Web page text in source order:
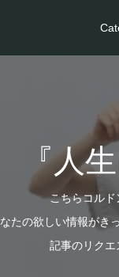
『人
こちらコルド
たの欲しい情報がき
記事のリクエ